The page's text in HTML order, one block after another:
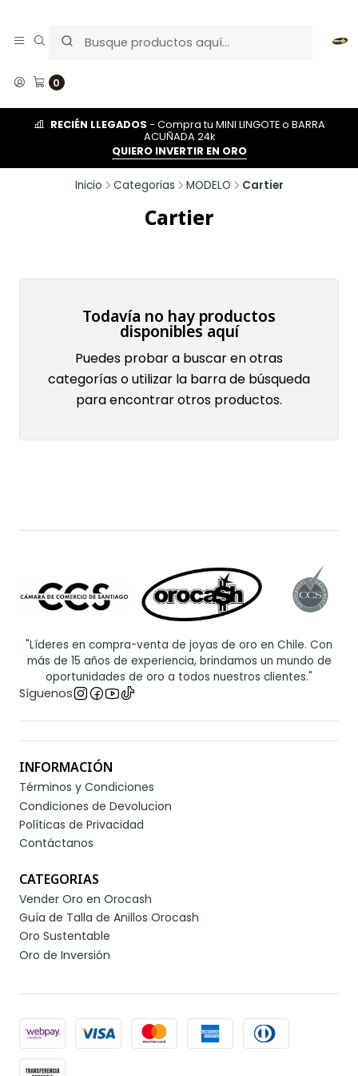
0
RECIÉN LLEGADOS - Compra tu MINI LINGOTE o BARRA
ACUÑADA 24k
QUIERO INVERTIR EN ORO
Inicio Categorias MODELO Cartier
Cartier
Todavía no hay productos
disponibles aquí
Puedes probar a buscar en otras
categorías o utilizar la barra de búsqueda
para encontrar otros productos.
"Líderes en compra-venta de joyas de oro en Chile. Con
más de 15 años de experiencia, brindamos un mundo de
oportunidades de oro a todos nuestros clientes."
Síguenos
INFORMACIÓN
Términos y Condiciones
Condiciones de Devolucion
Políticas de Privacidad
Contáctanos
CATEGORIAS
Vender Oro en Orocash
Guía de Talla de Anillos Orocash
Oro Sustentable
Oro de Inversión